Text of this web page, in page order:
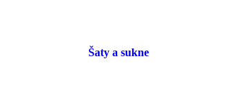
Šaty a sukne